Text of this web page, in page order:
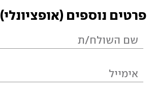
פרטים נוספים (אופציונלי)